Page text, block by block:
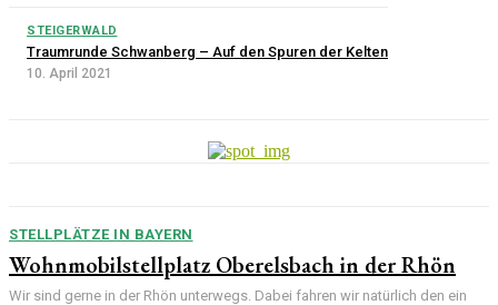
STEIGERWALD
Traumrunde Schwanberg – Auf den Spuren der Kelten
10. April 2021
STELLPLÄTZE IN BAYERN
Wohnmobilstellplatz Oberelsbach in der Rhön
Wir sind gerne in der Rhön unterwegs. Dabei fahren wir natürlich den ein